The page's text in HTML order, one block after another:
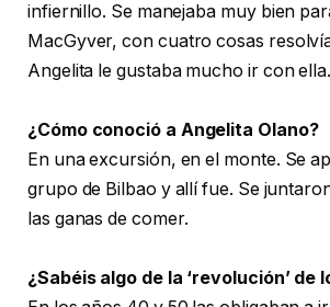
infiernillo. Se manejaba muy bien
MacGyver, con cuatro cosas
Angelita le gustaba mucho ir con ella.
¿Cómo conoció a Angelita Olano?
En una excursión, en el monte. Se
grupo de Bilbao y allí fue. Se
las ganas de comer.
¿Sabéis algo de la ‘revolución’ de